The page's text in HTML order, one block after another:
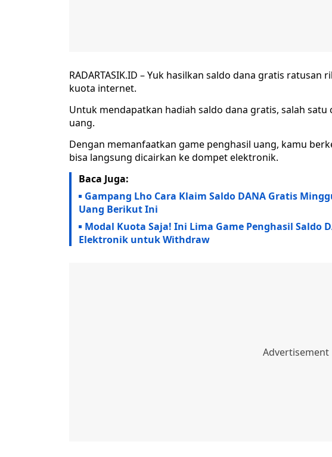
RADARTASIK.ID – Yuk hasilkan saldo dana gratis
kuota internet.
Untuk mendapatkan hadiah saldo dana gratis, salah
uang.
Dengan memanfaatkan game penghasil uang, kamu
bisa langsung dicairkan ke dompet elektronik.
Baca Juga:
Gampang Lho Cara Klaim Saldo DANA Gratis
Uang Berikut Ini
Modal Kuota Saja! Ini Lima Game Penghasil Saldo
Elektronik untuk Withdraw